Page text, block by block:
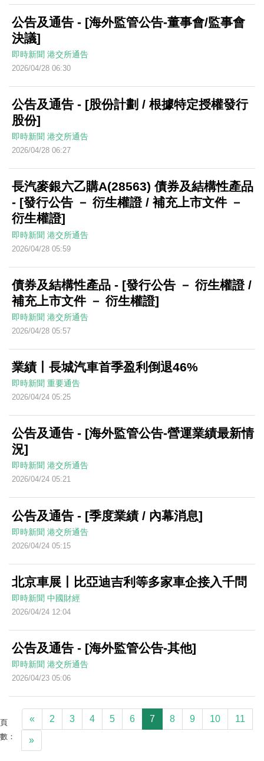
公告及通告 - [海外監管公告-董事會/監事會
決議]
即時新聞 港交所通告
2026/04/28 06:30
公告及通告 - [股份計劃 / 根據特定授權發行
股份]
即時新聞 港交所通告
2026/04/28 06:27
長汽麥銀六乙購A(28563) 債券及結構性產品
- [發行公告 － 衍生權證 / 補充上市文件 －
衍生權證]
即時新聞 港交所通告
2026/04/28 05:59
債券及結構性產品 - [發行公告 － 衍生權證 /
補充上市文件 － 衍生權證]
即時新聞 港交所通告
2026/04/28 05:57
業績丨長城汽車首季盈利倒退46%
即時新聞 重要通告
2026/04/24 05:25
公告及通告 - [海外監管公告-營運業績最新情
況]
即時新聞 港交所通告
2026/04/24 05:21
公告及通告 - [季度業績 / 內幕消息]
即時新聞 港交所通告
2026/04/24 05:15
北京車展丨比亞迪吉利等多家車企接入千問
即時新聞 中國財經
2026/04/24 12:04
公告及通告 - [海外監管公告-其他]
即時新聞 港交所通告
2026/04/23 05:06
頁
數：
« 2 3 4 5 6 7 8 9 10 11
»